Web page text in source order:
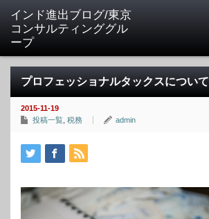
インド進出ブログ/東京
コンサルティンググル
ープ
プロフェッショナルタックスについて
2015-11-19
投稿一覧 税務 admin